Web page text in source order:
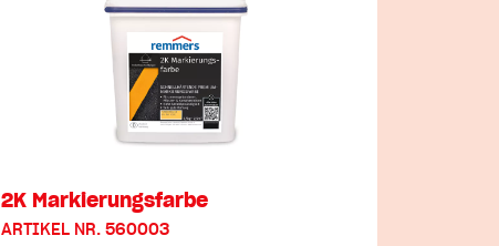
2K Markierungsfarbe
ARTIKEL NR. 560003